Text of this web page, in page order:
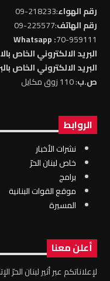
رقم الهواء:218233-09
رقم الهاتف:225577-09
70-959111
: Whatsapp
البريد الالكتروني الخاص
البريد الالكتروني الخاص
ص.ب: 110 زوق مكايل
الروابط
نشرات الأخبار
خاص لبنان الحرّ
برامج
موقع القوات البنانية
المسيرة
أعلن معنا
لإعلاناتكم عبر أثير لبنان الحرّ